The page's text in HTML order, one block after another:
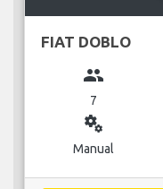
FIAT DOBLO
group
7
miscellaneous_services
Manual